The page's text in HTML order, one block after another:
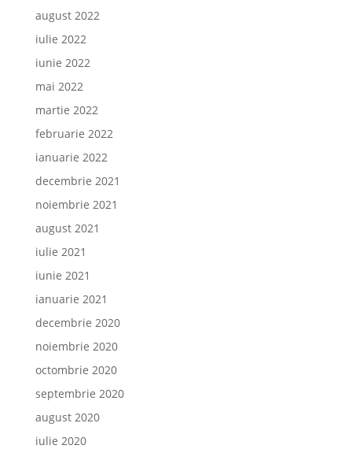
august 2022
iulie 2022
iunie 2022
mai 2022
martie 2022
februarie 2022
ianuarie 2022
decembrie 2021
noiembrie 2021
august 2021
iulie 2021
iunie 2021
ianuarie 2021
decembrie 2020
noiembrie 2020
octombrie 2020
septembrie 2020
august 2020
iulie 2020